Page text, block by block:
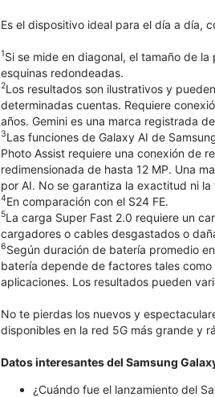
Es el dispositivo ideal para el día a día,
1Si se mide en diagonal, el tamaño de
esquinas redondeadas.
2Los resultados son ilustrativos y
determinadas cuentas. Requiere
años. Gemini es una marca registrada
3Las funciones de Galaxy AI de
Photo Assist requiere una conexión de
redimensionada de hasta 12 MP. Una
por AI. No se garantiza la exactitud ni
4En comparación con el S24 FE.
5La carga Super Fast 2.0 requiere un
cargadores o cables desgastados o
6Según duración de batería promedio
batería depende de factores tales
aplicaciones. Los resultados pueden
No te pierdas los nuevos y
disponibles en la red 5G más grande y
Datos interesantes del Samsung
¿Cuándo fue el lanzamiento del